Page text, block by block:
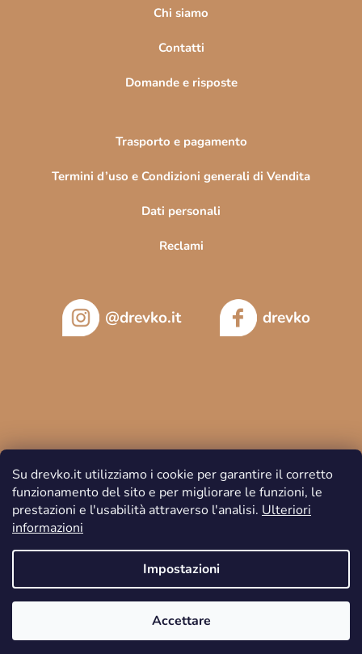
Su drevko.it utilizziamo i cookie per garantire il corretto
funzionamento del sito e per migliorare le funzioni, le
prestazioni e l'usabilità attraverso l'analisi. Ulteriori
informazioni
Impostazioni
Accettare
Chi siamo
Contatti
Domande e risposte
Trasporto e pagamento
Termini d’uso e Condizioni generali di Vendita
Dati personali
Reclami
@drevko.it drevko
Creato da Shoptet